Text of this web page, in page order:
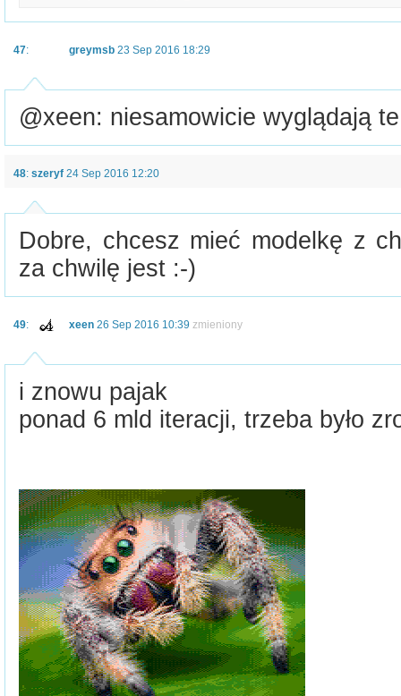
47: greymsb 23 Sep 2016 18:29
@xeen: niesamowicie wyglądają
48: szeryf 24 Sep 2016 12:20
Dobre, chcesz mieć modelkę z
za chwilę jest :-)
49: xeen 26 Sep 2016 10:39 zmieniony
i znowu pajak
ponad 6 mld iteracji, trzeba było